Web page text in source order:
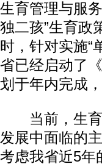
生育管理与服
独二孩”生育政
时，针对实施“
省已经启动了
划于年内完成
当前，生育
发展中面临的
考虑我省近5年